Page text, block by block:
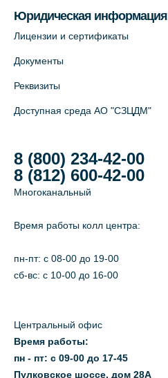
Юридическая информация
Лицензии и сертификаты
Документы
Реквизиты
Доступная среда АО "СЗЦДМ"
8 (800) 234-42-00
8 (812) 600-42-00
Многоканальный
Время работы колл центра:
пн-пт: c 08-00 до 19-00
сб-вс: с 10-00 до 16-00
Центральный офис
Время работы:
пн - пт: с 09-00 до 17-45
Пулковское шоссе, дом 28А